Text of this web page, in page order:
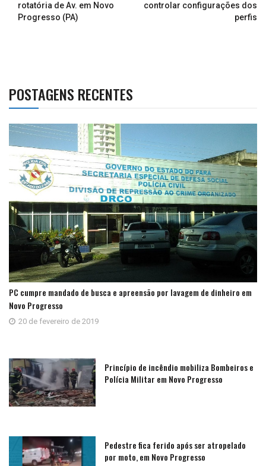
rotatória de Av. em Novo
Progresso (PA)
controlar configurações dos
perfis
POSTAGENS RECENTES
PC cumpre mandado de busca e apreensão por lavagem de dinheiro em
Novo Progresso
20 de fevereiro de 2019
Princípio de incêndio mobiliza Bombeiros e
Polícia Militar em Novo Progresso
Pedestre fica ferido após ser atropelado
por moto, em Novo Progresso